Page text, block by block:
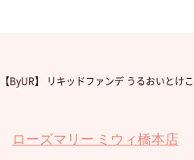
【ByUR】 リキッドファンデ うるおいとけ
ローズマリー ミウィ橋本店